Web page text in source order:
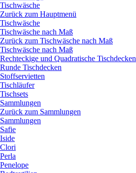
Tischwäsche
Zurück zum Hauptmenü
Tischwäsche
Tischwäsche nach Maß
Zurück zum Tischwäsche nach Maß
Tischwäsche nach Maß
Rechteckige und Quadratische Tischdecken
Runde Tischdecken
Stoffservietten
Tischläufer
Tischsets
Sammlungen
Zurück zum Sammlungen
Sammlungen
Safie
Iside
Clori
Perla
Penelope